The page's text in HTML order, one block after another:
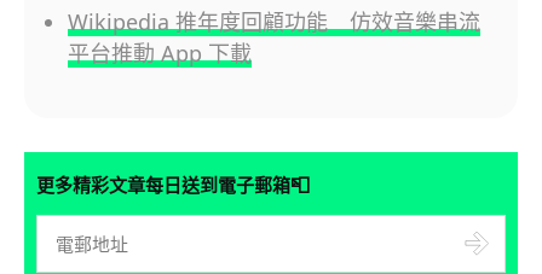
Wikipedia 推年度回顧功能 仿效音樂串流
平台推動 App 下載
更多精彩文章每日送到電子郵箱📮